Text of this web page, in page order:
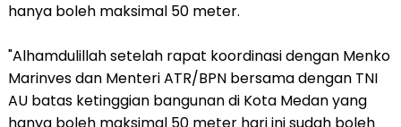
hanya boleh maksimal 50 meter.
"Alhamdulillah setelah rapat koordinasi dengan Menko
Marinves dan Menteri ATR/BPN bersama dengan TNI
AU batas ketinggian bangunan di Kota Medan yang